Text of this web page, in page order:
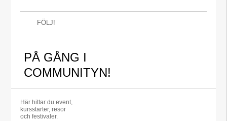
FÖLJ!
PÅ GÅNG I
COMMUNITYN!
Här hittar du event,
kursstarter, resor
och festivaler.